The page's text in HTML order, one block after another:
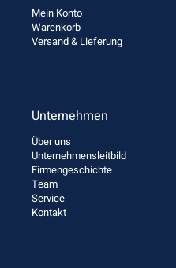
Mein Konto
Warenkorb
Versand & Lieferung
Unternehmen
Über uns
Unternehmensleitbild
Firmengeschichte
Team
Service
Kontakt